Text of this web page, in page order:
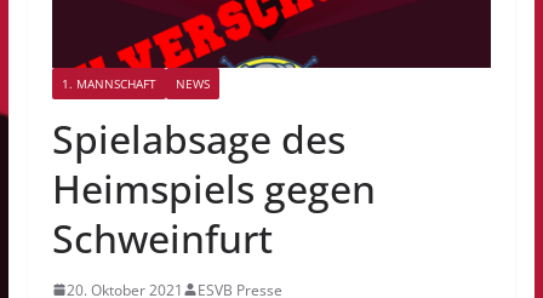
1. MANNSCHAFT NEWS
Spielabsage des
Heimspiels gegen
Schweinfurt
20. Oktober 2021 ESVB Presse